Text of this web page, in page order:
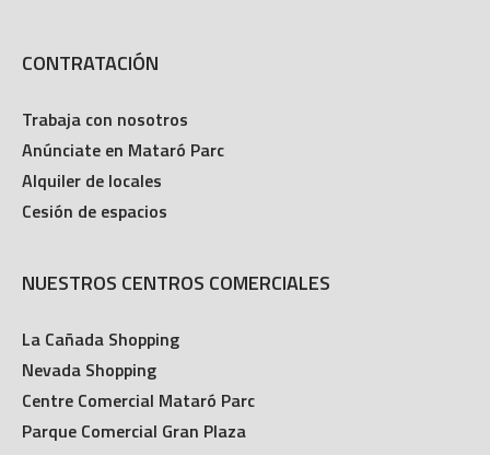
Trabaja con nosotros
Anúnciate en Mataró Parc
Alquiler de locales
La Cañada Shopping
Nevada Shopping
Centre Comercial Mataró Parc